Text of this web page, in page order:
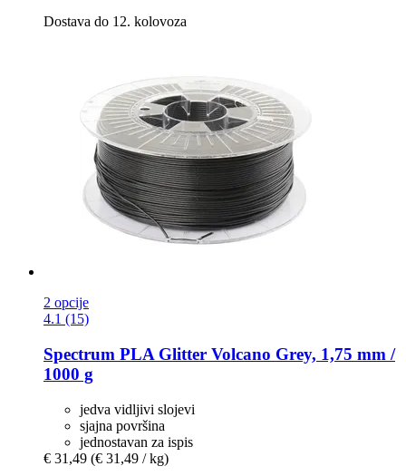
Dostava do 12. kolovoza
2 opcije
4.1 (15)
Spectrum PLA Glitter Volcano Grey, 1,75 mm /
1000 g
jedva vidljivi slojevi
sjajna površina
jednostavan za ispis
€ 31,49 (€ 31,49 / kg)